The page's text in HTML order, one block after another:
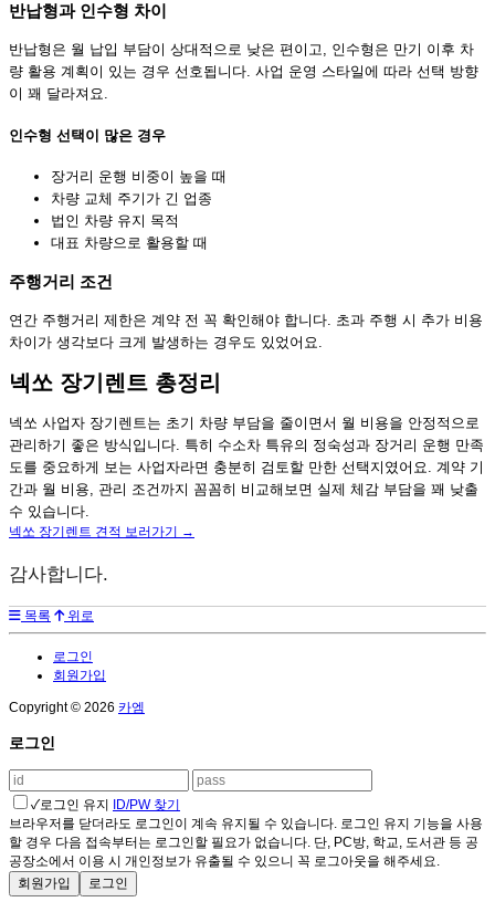
반납형과 인수형 차이
반납형은 월 납입 부담이 상대적으로 낮은 편이고, 인수형은 만기 이후 차
량 활용 계획이 있는 경우 선호됩니다. 사업 운영 스타일에 따라 선택 방향
이 꽤 달라져요.
인수형 선택이 많은 경우
장거리 운행 비중이 높을 때
차량 교체 주기가 긴 업종
법인 차량 유지 목적
대표 차량으로 활용할 때
주행거리 조건
연간 주행거리 제한은 계약 전 꼭 확인해야 합니다. 초과 주행 시 추가 비용
차이가 생각보다 크게 발생하는 경우도 있었어요.
넥쏘 장기렌트 총정리
넥쏘 사업자 장기렌트는 초기 차량 부담을 줄이면서 월 비용을 안정적으로
관리하기 좋은 방식입니다. 특히 수소차 특유의 정숙성과 장거리 운행 만족
도를 중요하게 보는 사업자라면 충분히 검토할 만한 선택지였어요. 계약 기
간과 월 비용, 관리 조건까지 꼼꼼히 비교해보면 실제 체감 부담을 꽤 낮출
수 있습니다.
넥쏘 장기렌트 견적 보러가기 →
감사합니다.
목록 위로
로그인
회원가입
Copyright © 2026 카엠
로그인
✓로그인 유지 ID/PW 찾기
브라우저를 닫더라도 로그인이 계속 유지될 수 있습니다. 로그인 유지 기능을 사용
할 경우 다음 접속부터는 로그인할 필요가 없습니다. 단, PC방, 학교, 도서관 등 공
공장소에서 이용 시 개인정보가 유출될 수 있으니 꼭 로그아웃을 해주세요.
회원가입
로그인